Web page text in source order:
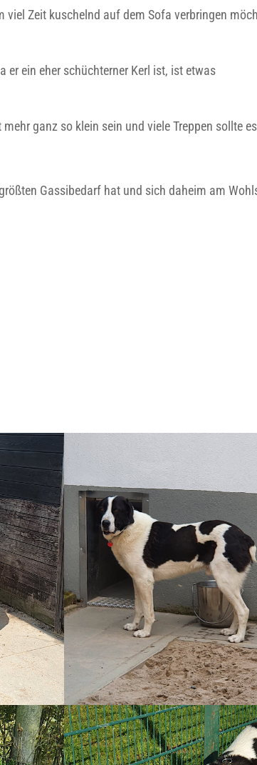
Zeit kuschelnd auf dem Sofa verbringen
ein eher schüchterner Kerl ist, ist etwas
ganz so klein sein und viele Treppen sollte
Gassibedarf hat und sich daheim am